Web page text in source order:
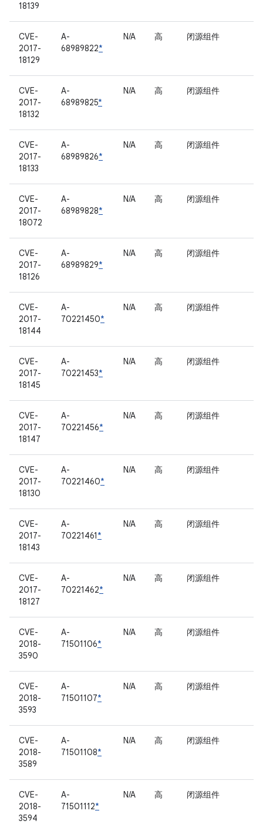
18139
CVE-
2017-
18129
A-
68989822*
N/A 高 闭源组件
CVE-
2017-
18132
A-
68989825*
N/A 高 闭源组件
CVE-
2017-
18133
A-
68989826*
N/A 高 闭源组件
CVE-
2017-
18072
A-
68989828*
N/A 高 闭源组件
CVE-
2017-
18126
A-
68989829*
N/A 高 闭源组件
CVE-
2017-
18144
A-
70221450*
N/A 高 闭源组件
CVE-
2017-
18145
A-
70221453*
N/A 高 闭源组件
CVE-
2017-
18147
A-
70221456*
N/A 高 闭源组件
CVE-
2017-
18130
A-
70221460*
N/A 高 闭源组件
CVE-
2017-
18143
A-
70221461*
N/A 高 闭源组件
CVE-
2017-
18127
A-
70221462*
N/A 高 闭源组件
CVE-
2018-
3590
A-
71501106*
N/A 高 闭源组件
CVE-
2018-
3593
A-
71501107*
N/A 高 闭源组件
CVE-
2018-
3589
A-
71501108*
N/A 高 闭源组件
CVE-
2018-
3594
A-
71501112*
N/A 高 闭源组件